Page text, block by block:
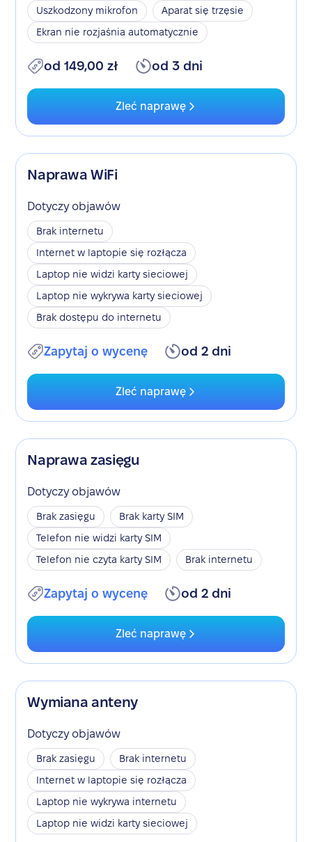
Uszkodzony mikrofon
Aparat się trzęsie
Ekran nie rozjaśnia automatycznie
od 149,00 zł od 3 dni
Zleć naprawę
Naprawa WiFi
Dotyczy objawów
Brak internetu
Internet w laptopie się rozłącza
Laptop nie widzi karty sieciowej
Laptop nie wykrywa karty sieciowej
Brak dostępu do internetu
Zapytaj o wycenę od 2 dni
Zleć naprawę
Naprawa zasięgu
Dotyczy objawów
Brak zasięgu
Brak karty SIM
Telefon nie widzi karty SIM
Telefon nie czyta karty SIM
Brak internetu
Zapytaj o wycenę od 2 dni
Zleć naprawę
Wymiana anteny
Dotyczy objawów
Brak zasięgu
Brak internetu
Internet w laptopie się rozłącza
Laptop nie wykrywa internetu
Laptop nie widzi karty sieciowej